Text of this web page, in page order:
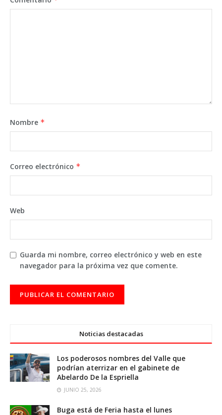
Nombre *
Correo electrónico *
Web
Guarda mi nombre, correo electrónico y web en este
navegador para la próxima vez que comente.
Noticias destacadas
Los poderosos nombres del Valle que
podrían aterrizar en el gabinete de
Abelardo De la Espriella
JUNIO 25, 2026
Buga está de Feria hasta el lunes